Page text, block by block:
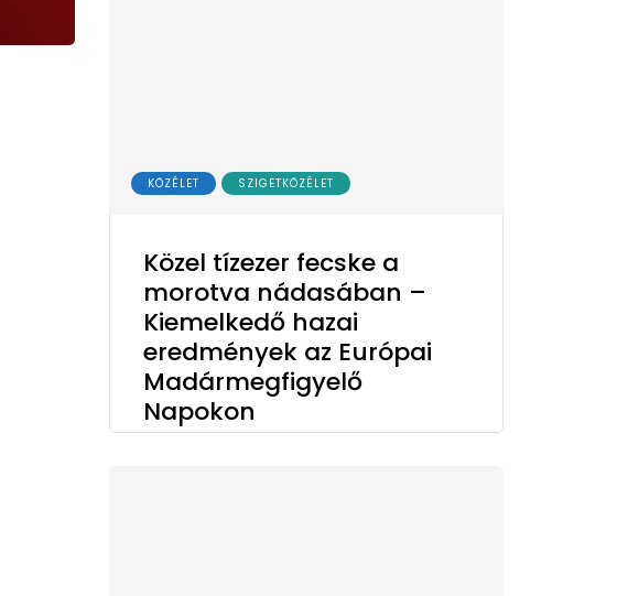
KÖZÉLET SZIGETKÖZÉLET
Közel tízezer fecske a
morotva nádasában –
Kiemelkedő hazai
eredmények az Európai
Madármegfigyelő
Napokon